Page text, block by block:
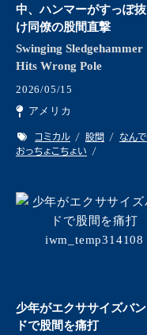
中、ハンマーがすっぽ抜
け同僚の股間直撃
Swinging Sledgehammer
Hits Wrong Pole
2026/05/15
アメリカ
コミカル 股間
なんで
おっちょこちょい
少年がエクササイズバン
ドで股間を痛打